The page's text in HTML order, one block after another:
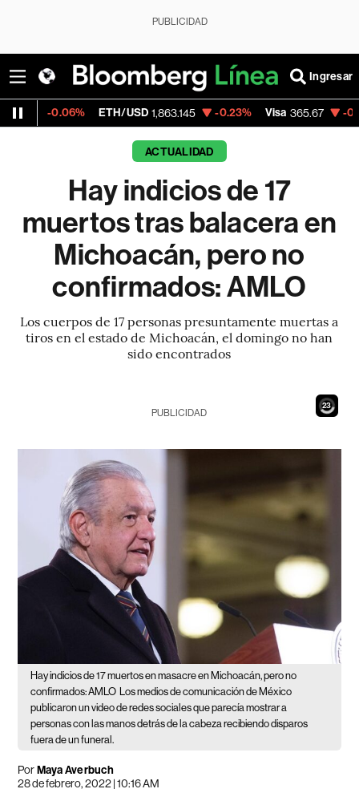
PUBLICIDAD
Ingresar
ETH/USD 1,863.145 -0.23% Visa 365.67 -0.13%
ACTUALIDAD
Hay indicios de 17
muertos tras balacera en
Michoacán, pero no
confirmados: AMLO
Los cuerpos de 17 personas presuntamente muertas a
tiros en el estado de Michoacán, el domingo no han
sido encontrados
22
PUBLICIDAD
Hay indicios de 17 muertos en masacre en Michoacán, pero no
confirmados: AMLO Los medios de comunicación de México
publicaron un video de redes sociales que parecía mostrar a
personas con las manos detrás de la cabeza recibiendo disparos
fuera de un funeral.
PorMaya Averbuch
28 de febrero, 2022 | 10:16 AM